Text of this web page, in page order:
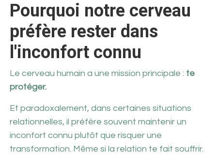
Pourquoi notre cerveau
préfère rester dans
l'inconfort connu
Le cerveau humain a une mission principale : te
protéger.
Et paradoxalement, dans certaines situations
relationnelles, il préfère souvent maintenir un
inconfort connu plutôt que risquer une
transformation. Même si la relation te fait souffrir.